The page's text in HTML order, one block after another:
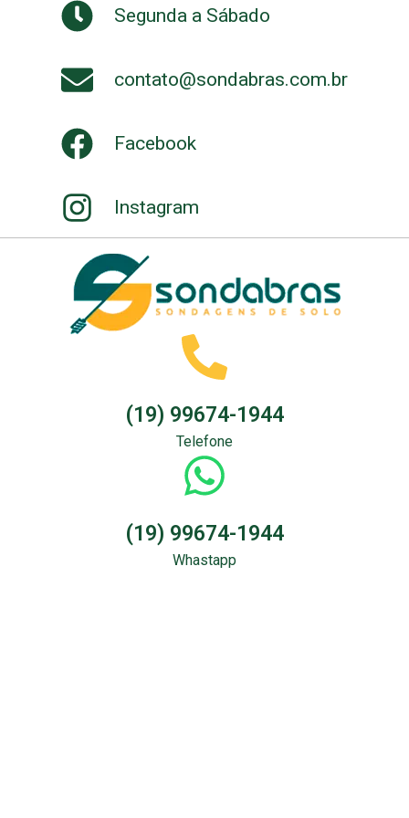
Segunda a Sábado
contato@sondabras.com.br
Facebook
Instagram
(19) 99674-1944
Telefone
(19) 99674-1944
Whastapp